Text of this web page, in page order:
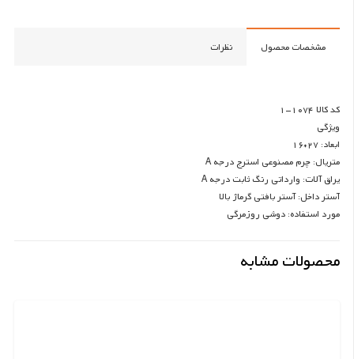
مشخصات محصول نظرات
کد کالا 1074-1
ویژگی
ابعاد: 27*16
متریال: چرم مصنوعی استرج درجه A
یراق آلات: وارداتی رنگ ثابت درجه A
آستر داخل: آستر بافتی گرماژ بالا
مورد استفاده: دوشی روزمرگی
محصولات مشابه